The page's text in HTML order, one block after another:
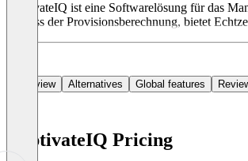
CaptivateIQ ist eine Softwarelösung für das
Prozess der Provisionsberechnung, bietet
Overview Alternatives Global features
CaptivateIQ Pricing